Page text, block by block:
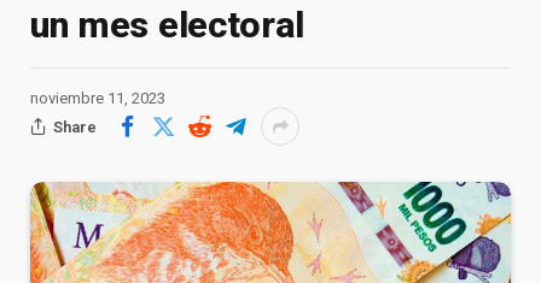
un mes electoral
noviembre 11, 2023
Share